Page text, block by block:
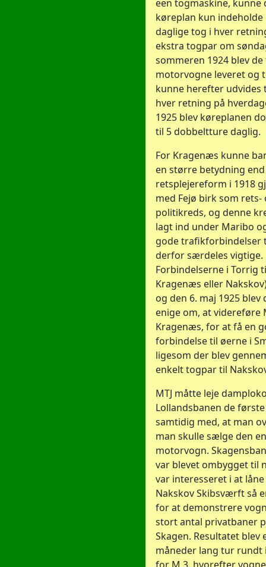
een togmaskine, kunne
køreplan kun
daglige tog i hver
ekstra togpar om
sommeren 1924 blev de
motorvogne leveret og
kunne herefter udvides
hver retning på
1925 blev køreplanen
til 5 dobbeltture daglig.
For Kragenæs kunne
en større betydning
retsplejereform i 1918
med Fejø birk som rets-
politikreds, og denne
lagt ind under Maribo
gode trafikforbindelser
derfor særdeles vigtige.
Forbindelserne i Torrig
Kragenæs eller
og den 6. maj 1925 blev
enige om, at videreføre
Kragenæs, for at få en
forbindelse til øerne i
ligesom der blev
enkelt togpar til
MTJ måtte leje
Lollandsbanen de første
samtidig med, at man
man skulle sælge den
motorvogn.
var blevet ombygget til
var interesseret i at
Nakskov Skibsværft så
for at demonstrere
stort antal privatbaner
Skagen. Resultatet blev
måneder lang tur rundt